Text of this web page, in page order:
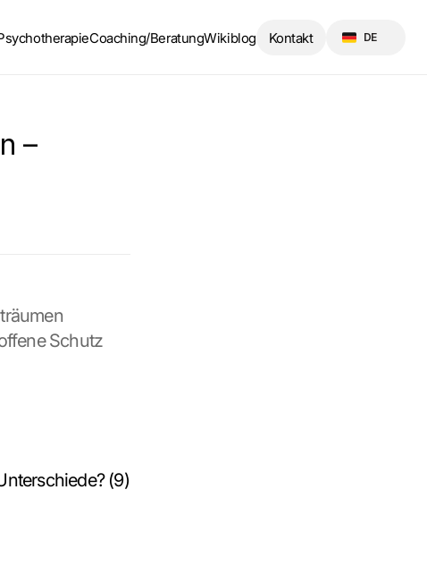
–
Schutz
(9)
Coaching/BeratungWikiblog Kontakt DE